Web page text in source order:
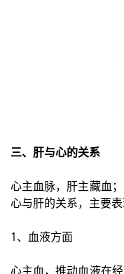
三、肝与心的关系
心主血脉，肝主藏血
心与肝的关系，主要
1、血液方面
心主血，推动血液在